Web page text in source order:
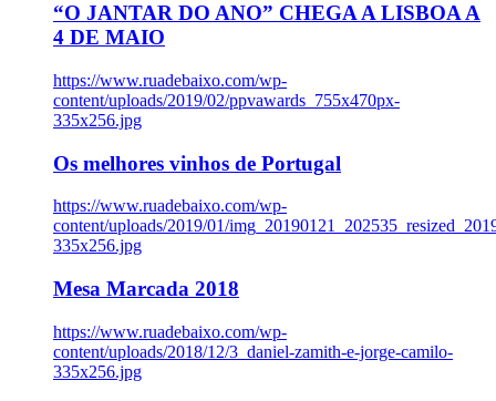
“O JANTAR DO ANO” CHEGA A LISBOA A
4 DE MAIO
https://www.ruadebaixo.com/wp-
content/uploads/2019/02/ppvawards_755x470px-
335x256.jpg
Os melhores vinhos de Portugal
https://www.ruadebaixo.com/wp-
content/uploads/2019/01/
335x256.jpg
Mesa Marcada 2018
https://www.ruadebaixo.com/wp-
content/uploads/2018/12/3_daniel-zamith-e-jorge-camilo-
335x256.jpg